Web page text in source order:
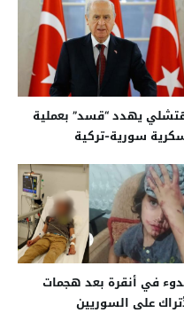
يهدد “قسد” بعملية
سورية-تركية
في أنقرة بعد هجمات
على السوريين